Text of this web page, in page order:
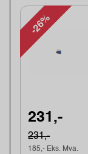
-26%
231,-
231,-
185,- Eks. Mva.